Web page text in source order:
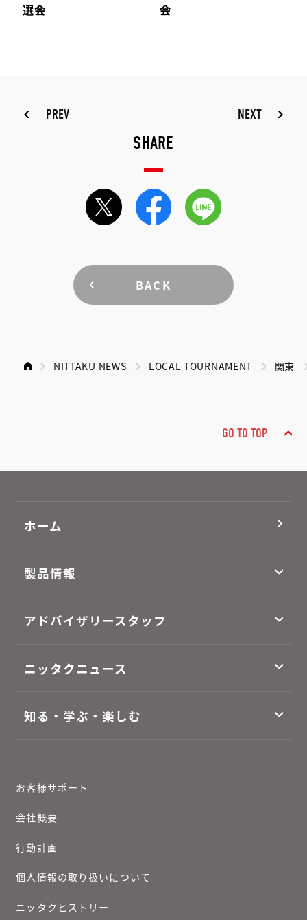
選会
会
PREV NEXT
SHARE
BACK
NITTAKU NEWS LOCAL TOURNAMENT 関東
GO TO TOP
ホーム
製品情報
アドバイザリースタッフ
ニッタクニュース
知る・学ぶ・楽しむ
お客様サポート
会社概要
行動計画
個人情報の取り扱いについて
ニッタクヒストリー